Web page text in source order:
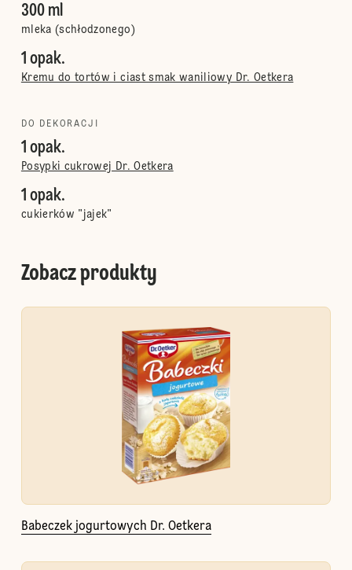
300 ml
mleka (schłodzonego)
1 opak.
Kremu do tortów i ciast smak waniliowy Dr. Oetkera
DO DEKORACJI
1 opak.
Posypki cukrowej Dr. Oetkera
1 opak.
cukierków "jajek"
Zobacz produkty
Babeczek jogurtowych Dr. Oetkera